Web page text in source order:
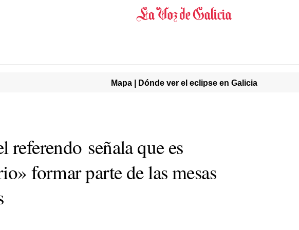
Mapa | Dónde ver el eclipse en Galicia
referendo señala que es
formar parte de las mesas